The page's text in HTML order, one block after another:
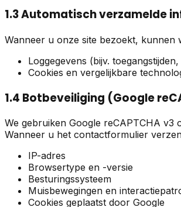
1.3 Automatisch verzamelde
Wanneer u onze site bezoekt, kunnen
Loggegevens (bijv.
Cookies en vergelijkbare
1.4 Botbeveiliging (Google
We gebruiken Google reCAPTCHA v3
Wanneer u het contactformulier
IP-adres
Browsertype en -versie
Besturingssysteem
Muisbewegingen en
Cookies geplaatst door Google